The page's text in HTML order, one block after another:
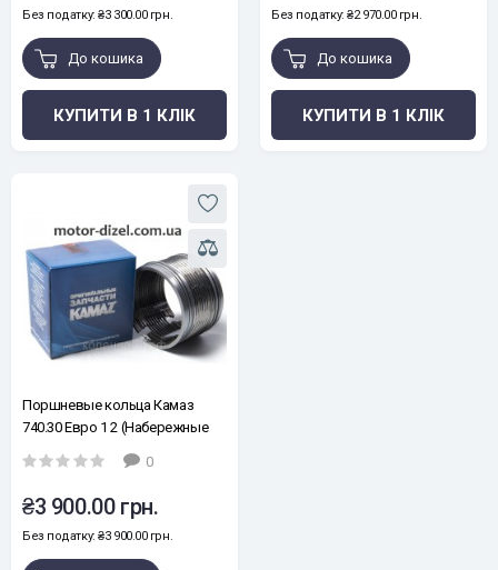
Без податку: ₴3 300.00 грн.
До кошика
КУПИТИ В 1 КЛІК
Без податку: ₴2 970.00 грн.
До кошика
КУПИТИ В 1 КЛІК
Поршневые кольца Камаз
740.30 Евро 1 2 (Набережные
0
₴3 900.00 грн.
Без податку: ₴3 900.00 грн.